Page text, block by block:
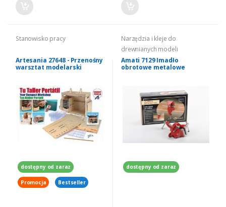
Stanowisko pracy
Artesania 27648 - Przenośny
warsztat modelarski
dostępny od zaraz
Promocja Bestseller
Narzędzia i kleje do
drewnianych modeli
Amati 7129 Imadło
obrotowe metalowe
dostępny od zaraz